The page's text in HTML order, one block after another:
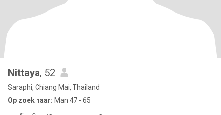
Nittaya, 52
Saraphi, Chiang Mai, Thailand
Op zoek naar: Man 47 - 65